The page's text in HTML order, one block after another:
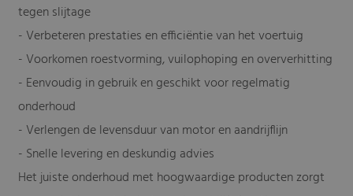
tegen slijtage
- Verbeteren prestaties en efficiëntie van het voertuig
- Voorkomen roestvorming, vuilophoping en oververhitting
- Eenvoudig in gebruik en geschikt voor regelmatig
onderhoud
- Verlengen de levensduur van motor en aandrijflijn
- Snelle levering en deskundig advies
Het juiste onderhoud met hoogwaardige producten zorgt